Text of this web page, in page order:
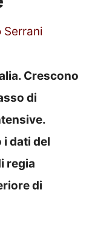
Serrani
Crescono
di
dati del
regia
di